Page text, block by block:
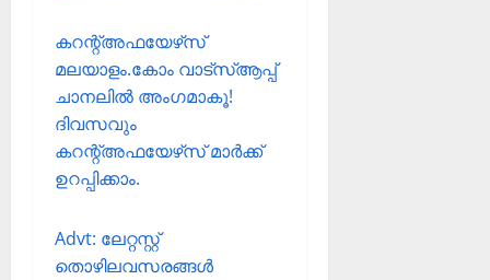
കറന്റ്അഫയേഴ്‌സ്
മലയാളം.കോം വാട്‌സ്ആപ്പ്
ചാനലില്‍ അംഗമാകൂ!
ദിവസവും
കറന്റ്അഫയേഴ്‌സ് മാര്‍ക്ക്
ഉറപ്പിക്കാം.
Advt: ലേറ്റസ്റ്റ്
തൊഴിലവസരങ്ങള്‍